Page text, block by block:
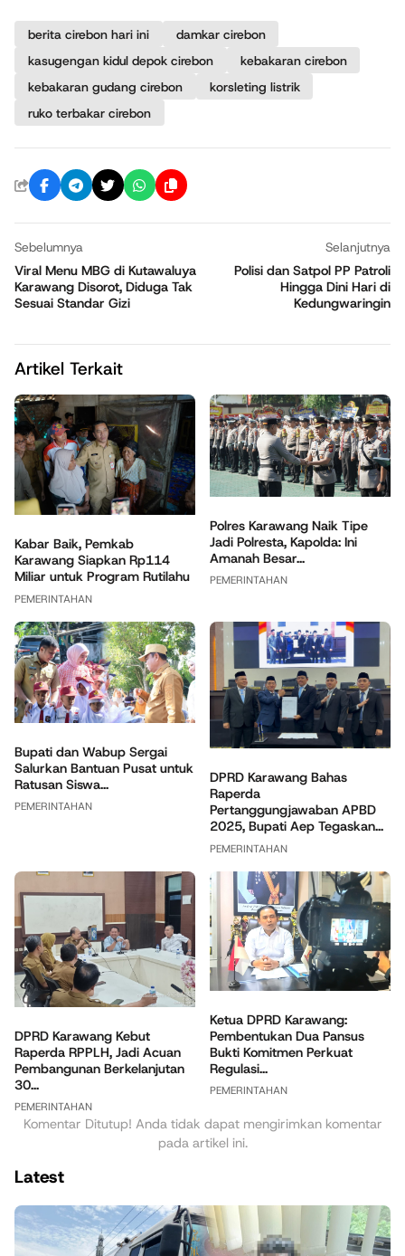
berita cirebon hari ini
damkar cirebon
kasugengan kidul depok cirebon
kebakaran cirebon
kebakaran gudang cirebon
korsleting listrik
ruko terbakar cirebon
Sebelumnya
Viral Menu MBG di Kutawaluya
Karawang Disorot, Diduga Tak
Sesuai Standar Gizi
Selanjutnya
Polisi dan Satpol PP Patroli
Hingga Dini Hari di
Kedungwaringin
Artikel Terkait
Kabar Baik, Pemkab
Karawang Siapkan Rp114
Miliar untuk Program Rutilahu
PEMERINTAHAN
Polres Karawang Naik Tipe
Jadi Polresta, Kapolda: Ini
Amanah Besar...
PEMERINTAHAN
Bupati dan Wabup Sergai
Salurkan Bantuan Pusat untuk
Ratusan Siswa...
PEMERINTAHAN
DPRD Karawang Bahas
Raperda
Pertanggungjawaban APBD
2025, Bupati Aep Tegaskan...
PEMERINTAHAN
DPRD Karawang Kebut
Raperda RPPLH, Jadi Acuan
Pembangunan Berkelanjutan
30...
PEMERINTAHAN
Ketua DPRD Karawang:
Pembentukan Dua Pansus
Bukti Komitmen Perkuat
Regulasi...
PEMERINTAHAN
Komentar Ditutup! Anda tidak dapat mengirimkan komentar
pada artikel ini.
Latest